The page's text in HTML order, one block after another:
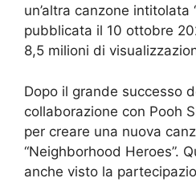
un’altra canzone intitolata
pubblicata il 10 ottobre
8,5 milioni di
Dopo il grande successo
collaborazione con Pooh
per creare una nuova
“Neighborhood Heroes”.
anche visto la